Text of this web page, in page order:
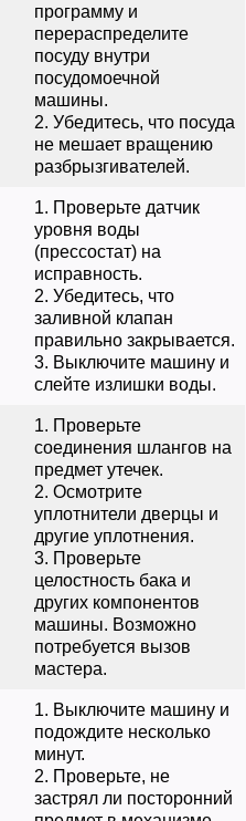
программу и
перераспределите
посуду внутри
посудомоечной
машины.
2. Убедитесь, что посуда
не мешает вращению
разбрызгивателей.
1. Проверьте датчик
уровня воды
(прессостат) на
исправность.
2. Убедитесь, что
заливной клапан
правильно закрывается.
3. Выключите машину и
слейте излишки воды.
1. Проверьте
соединения шлангов на
предмет утечек.
2. Осмотрите
уплотнители дверцы и
другие уплотнения.
3. Проверьте
целостность бака и
других компонентов
машины. Возможно
потребуется вызов
мастера.
1. Выключите машину и
подождите несколько
минут.
2. Проверьте, не
застрял ли посторонний